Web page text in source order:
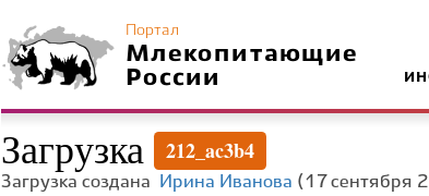
Портал
Млекопитающие
России
Загрузка 212_ac3b4
Загрузка создана Ирина Иванова (17 сентября